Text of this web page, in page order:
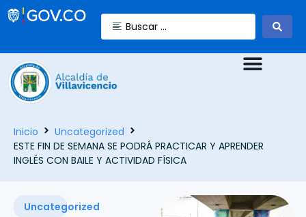
Inicio
Uncategorized
ESTE FIN DE SEMANA SE PODRÁ PRACTICAR Y APRENDER
INGLÉS CON BAILE Y ACTIVIDAD FÍSICA
Uncategorized